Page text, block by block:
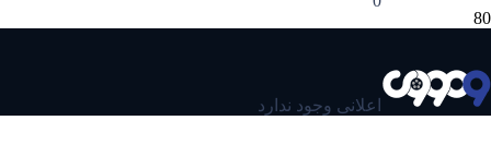
اعلانی وجود ندارد